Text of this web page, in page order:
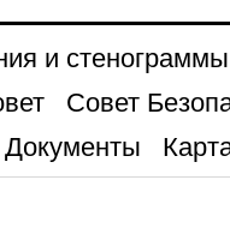
и стенограммы
Совет
Документы